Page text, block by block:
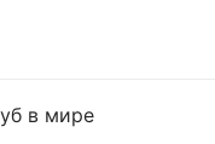
в мире